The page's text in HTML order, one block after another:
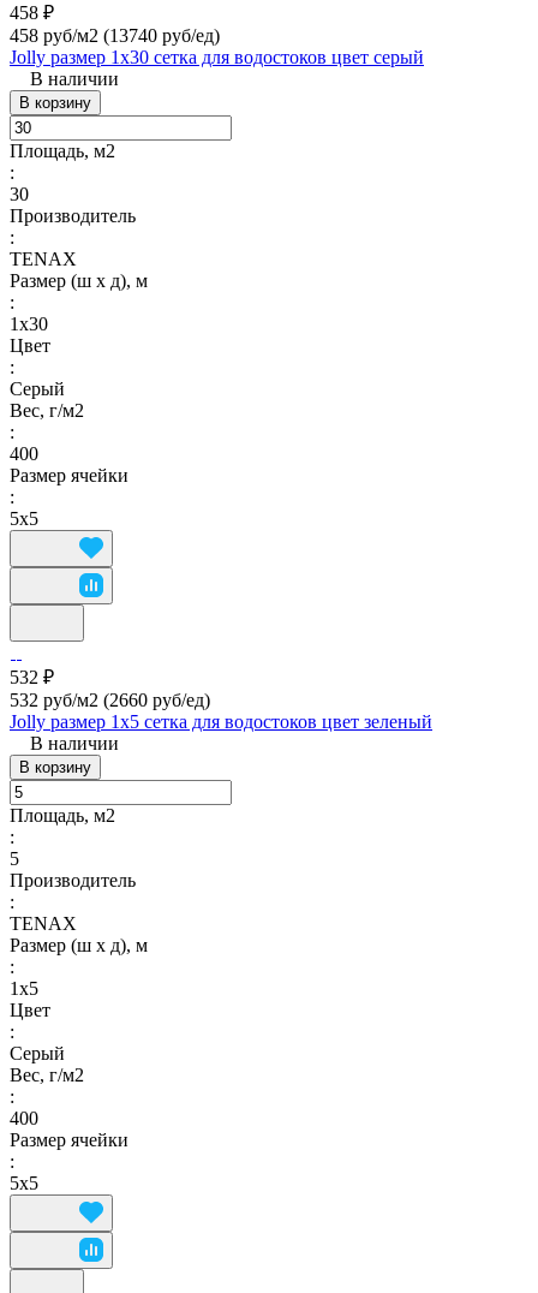
458 ₽
458 руб/м2 (13740 руб/eд)
Jolly размер 1х30 сетка для водостоков цвет серый
В наличии
В корзину
Площадь, м2
:
30
Производитель
:
TENAX
Размер (ш х д), м
:
1х30
Цвет
:
Серый
Вес, г/м2
:
400
Размер ячейки
:
5х5
532 ₽
532 руб/м2 (2660 руб/eд)
Jolly размер 1х5 сетка для водостоков цвет зеленый
В наличии
В корзину
Площадь, м2
:
5
Производитель
:
TENAX
Размер (ш х д), м
:
1х5
Цвет
:
Серый
Вес, г/м2
:
400
Размер ячейки
:
5х5